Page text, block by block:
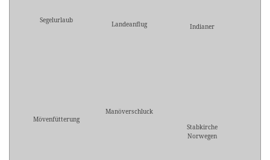
Segelurlaub Landeanflug Indianer
Mövenfütterung
Manöverschluck
Stabkirche
Norwegen